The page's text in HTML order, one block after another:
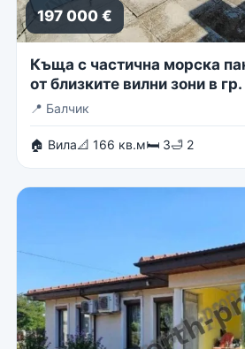
197 000 €
Къща с частична морска
от близките вилни зони в
📍 Балчик
🏠 Вила📐 166 кв.м🛏 3🛁 2